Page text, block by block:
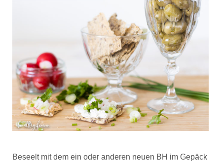
Beseelt mit dem ein oder anderen neuen BH im Gepäck